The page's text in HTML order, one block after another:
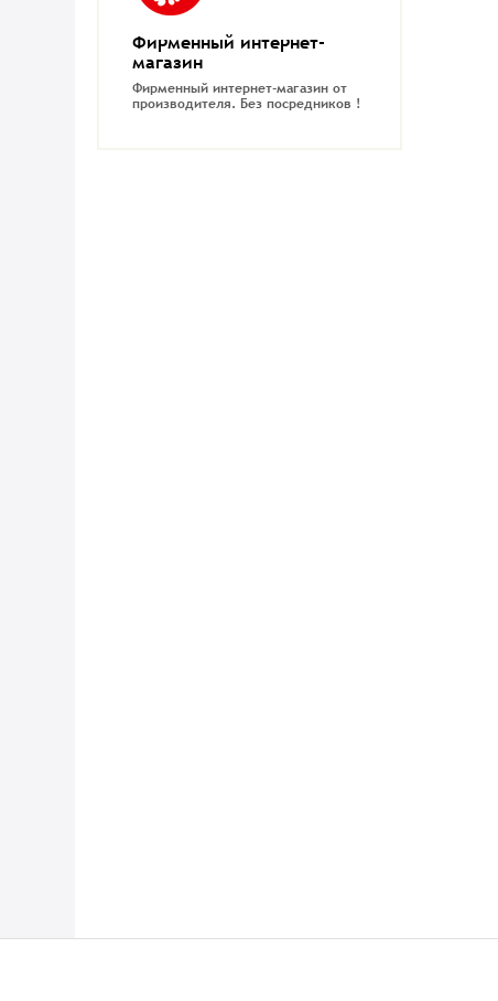
Фирменный интернет-
магазин
Фирменный интернет-магазин от
производителя. Без посредников !